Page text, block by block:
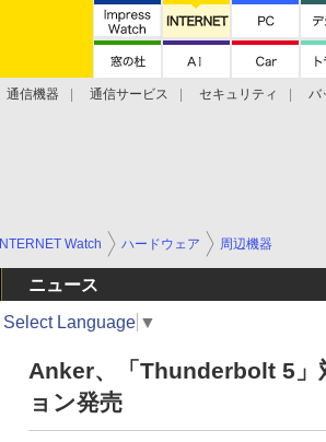
通信機器 通信サービス セキュリティ バ
INTERNET Watch ハードウェア 周辺機器
ニュース
Select Language ▼
Anker、「Thunderbolt 5」
ョン発売